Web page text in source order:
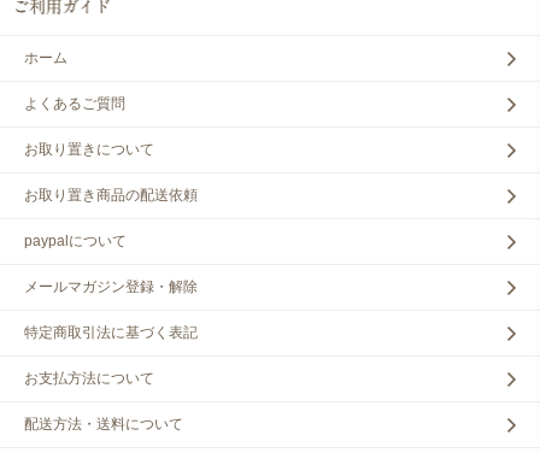
ホーム
よくあるご質問
お取り置きについて
お取り置き商品の配送依頼
paypalについて
メールマガジン登録・解除
特定商取引法に基づく表記
お支払方法について
配送方法・送料について